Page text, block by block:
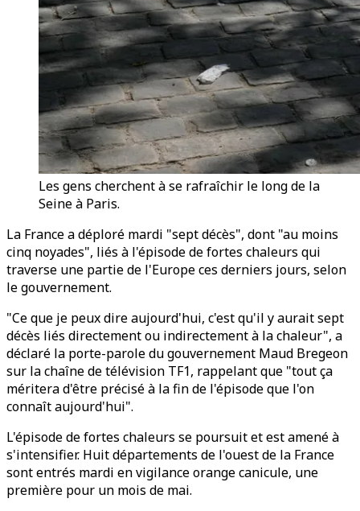
Les gens cherchent à se rafraîchir le long de la
Seine à Paris.
La France a déploré mardi "sept décès", dont "au moins
cinq noyades", liés à l'épisode de fortes chaleurs qui
traverse une partie de l'Europe ces derniers jours, selon
le gouvernement.
"Ce que je peux dire aujourd'hui, c'est qu'il y aurait sept
décès liés directement ou indirectement à la chaleur", a
déclaré la porte-parole du gouvernement Maud Bregeon
sur la chaîne de télévision TF1, rappelant que "tout ça
méritera d'être précisé à la fin de l'épisode que l'on
connaît aujourd'hui".
L'épisode de fortes chaleurs se poursuit et est amené à
s'intensifier. Huit départements de l'ouest de la France
sont entrés mardi en vigilance orange canicule, une
première pour un mois de mai.